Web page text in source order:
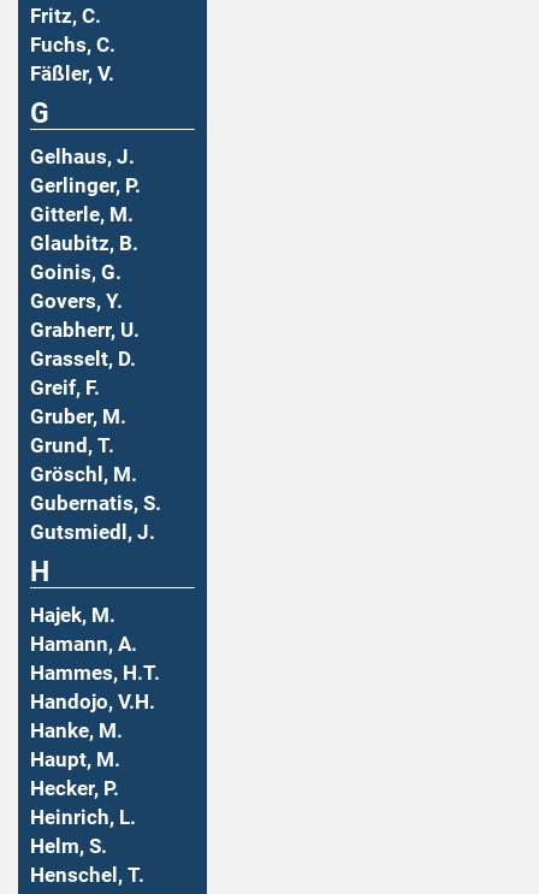
Fritz, C.
Fuchs, C.
Fäßler, V.
G
Gelhaus, J.
Gerlinger, P.
Gitterle, M.
Glaubitz, B.
Goinis, G.
Govers, Y.
Grabherr, U.
Grasselt, D.
Greif, F.
Gruber, M.
Grund, T.
Gröschl, M.
Gubernatis, S.
Gutsmiedl, J.
H
Hajek, M.
Hamann, A.
Hammes, H.T.
Handojo, V.H.
Hanke, M.
Haupt, M.
Hecker, P.
Heinrich, L.
Helm, S.
Henschel, T.